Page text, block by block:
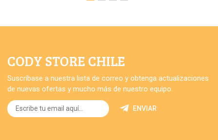
CODY STORE CHILE
Suscríbase a nuestra lista de correo y obtenga actualizaciones
de nuevas ofertas y mucho más de nuestro equipo.
ENVIAR